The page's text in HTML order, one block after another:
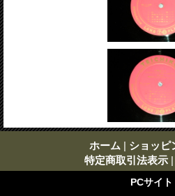
ホーム | ショッピ
特定商取引法表示 |
PCサイト